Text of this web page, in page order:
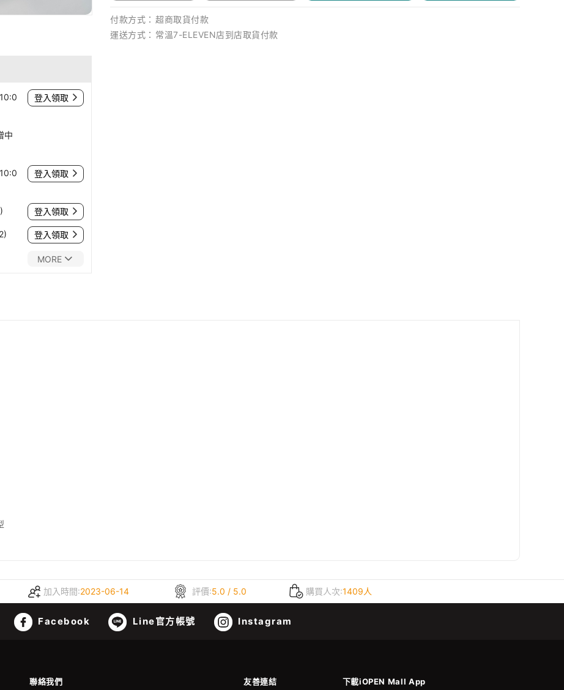
登入領取
中
登入領取
登入領取
登入領取
MORE
付款方式： 超商取貨付款
運送方式： 常溫7-ELEVEN店到店取貨付款
加入時間:2023-06-14 評價:5.0 / 5.0 購買人次:1409人
Facebook Line官方帳號 Instagram
聯絡我們 友善連結 下載iOPEN Mall App